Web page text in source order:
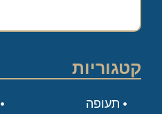
קטגוריות
תעופה